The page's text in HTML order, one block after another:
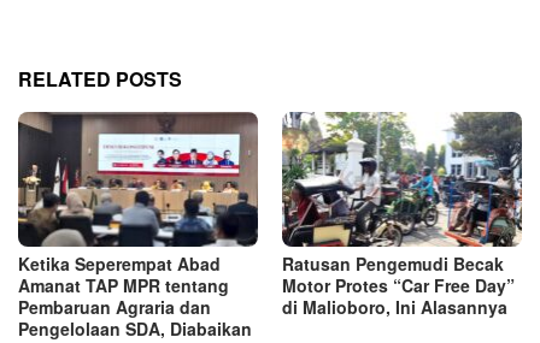
RELATED POSTS
Ketika Seperempat Abad
Amanat TAP MPR tentang
Pembaruan Agraria dan
Pengelolaan SDA, Diabaikan
Ratusan Pengemudi Becak
Motor Protes “Car Free Day”
di Malioboro, Ini Alasannya